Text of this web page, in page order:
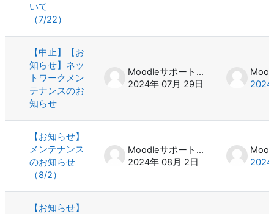
いて
（7/22）
【中止】【お
知らせ】ネッ
トワークメン
テナンスのお
知らせ
Moodleサポート スタッフ
2024年 07月 29日
2024
【お知らせ】
メンテナンス
のお知らせ
（8/2）
Moodleサポート スタッフ
2024年 08月 2日
2024
【お知らせ】